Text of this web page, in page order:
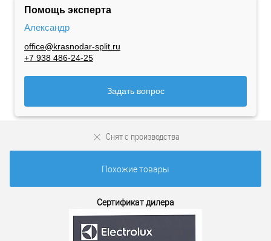
Помощь эксперта
Александр
office@krasnodar-split.ru
+7 938 486-24-25
Задать вопрос
Снят с производства
Похожие товары
Сертификат дилера